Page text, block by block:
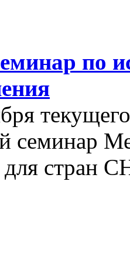
по
семинар
для стран